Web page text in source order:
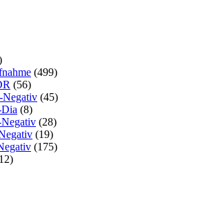
(499)
(56)
Negativ (45)
(8)
(28)
(19)
(175)